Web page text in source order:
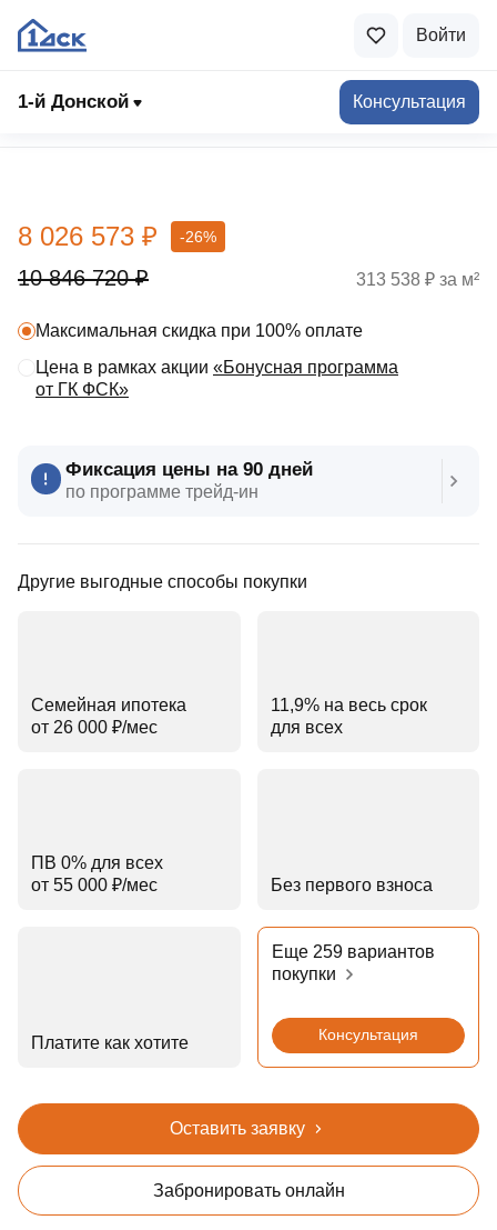
Войти
1-й Донской Консультация
Выбрать квартиру
10 846 720 ₽
8 026 573 ₽ -26%
Фиксация цены на 90 дней
по программе трейд‑ин
Другие выгодные способы покупки
Семейная ипотека
от 26 000 ₽⁠/⁠мес
11,9% на весь срок
для всех
ПВ 0% для всех
от 55 000 ₽⁠/⁠мес
Без первого взноса
Платите как хотите
Еще 259 вариантов
покупки
Консультация
Максимальная скидка при 100% оплате
Цена в рамках акции «Бонусная программа
от ГК ФСК»
313 538 ₽ за м²
Оставить заявку
Забронировать онлайн